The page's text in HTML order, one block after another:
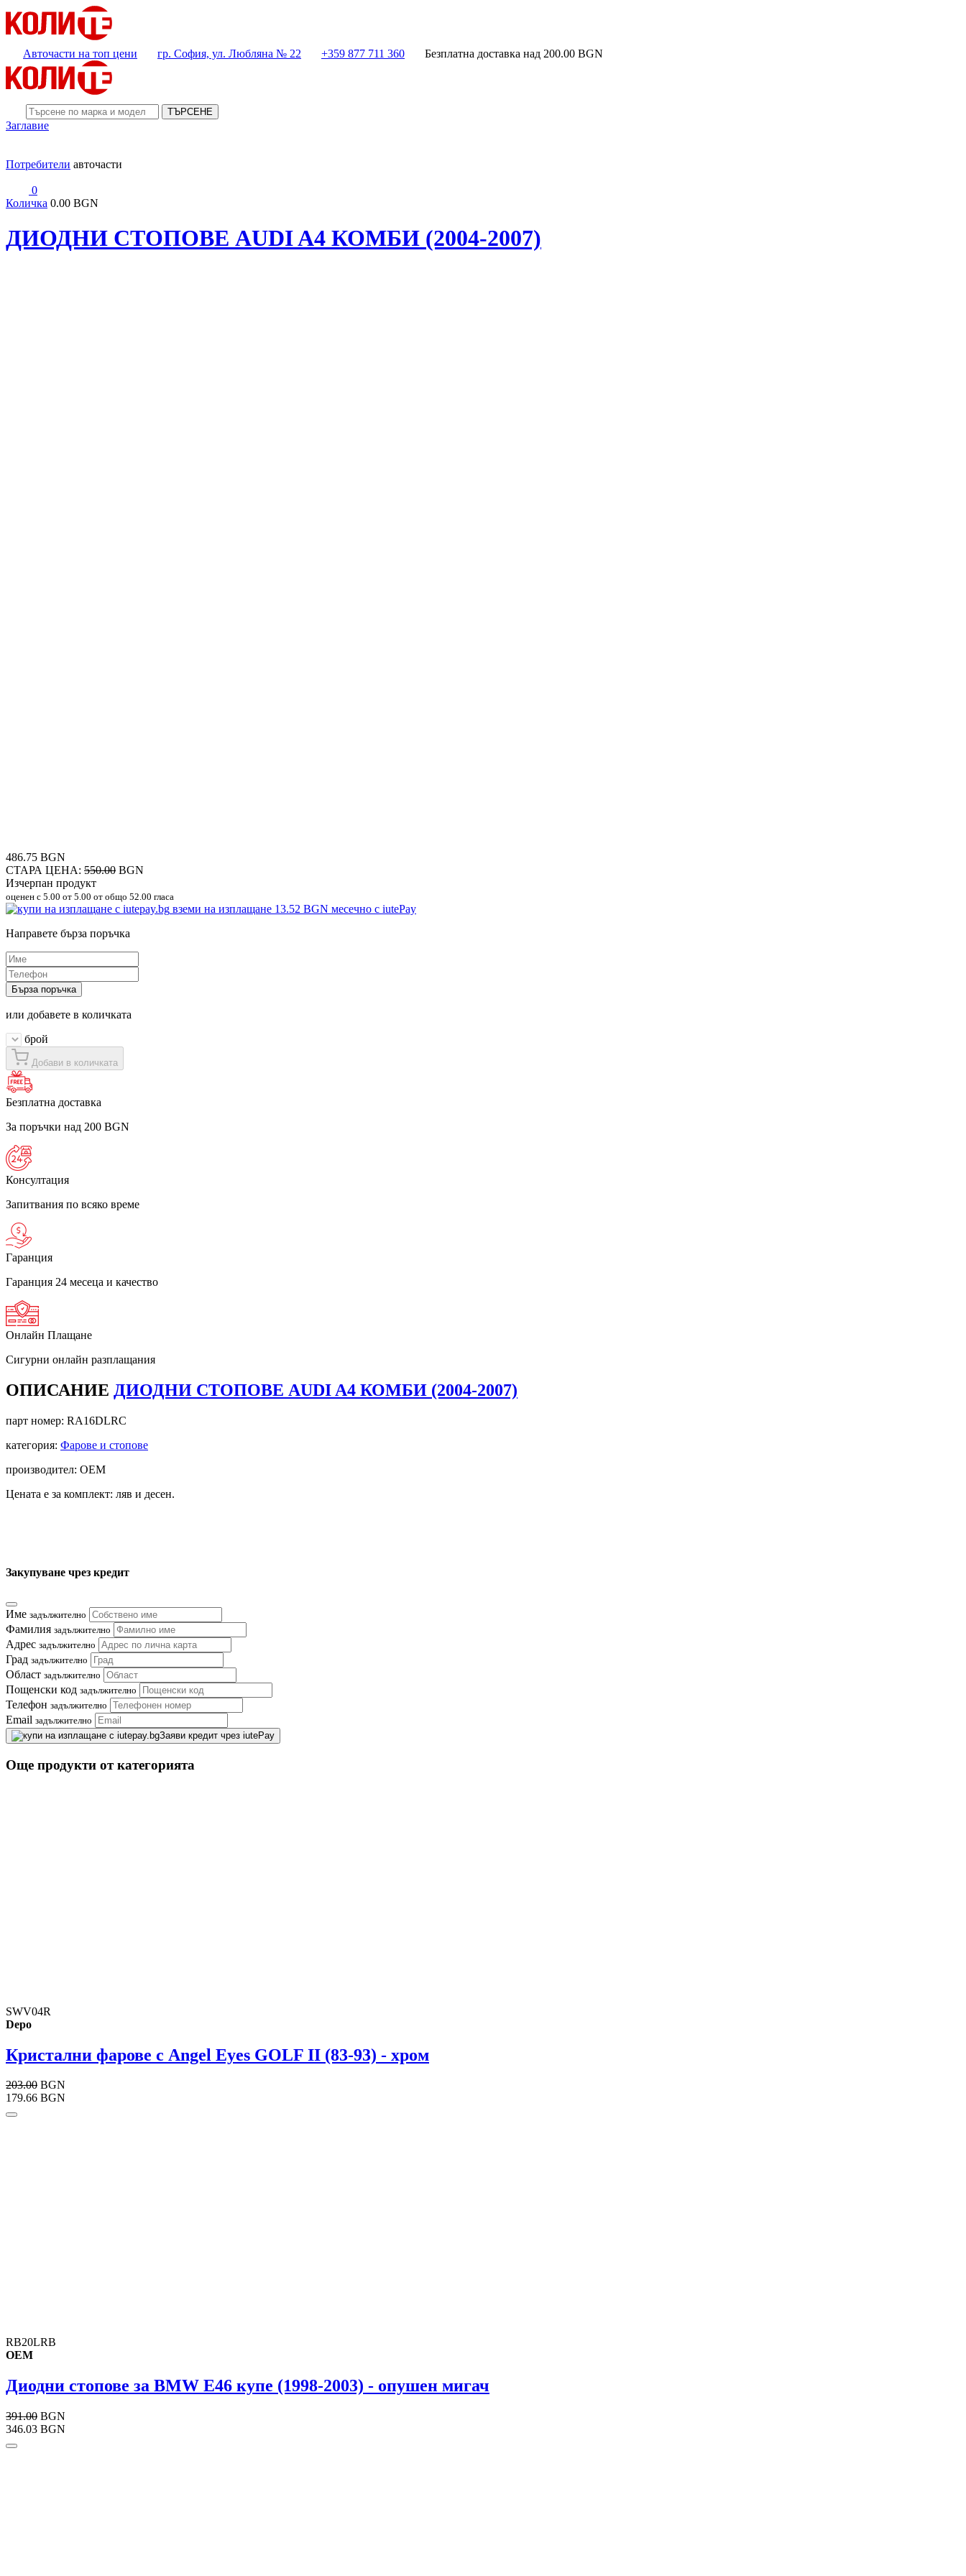
Авточасти на топ цени гр. София, ул. Любляна № 22 +359 877 711 360 Безплатна доставка над 200.00 BGN
ТЪРСЕНЕ
Заглавие
Потребители авточасти
0
Количка 0.00 BGN
ДИОДНИ СТОПОВЕ AUDI A4 КОМБИ (2004-2007)
486.75 BGN
СТАРА ЦЕНА: 550.00 BGN
Изчерпан продукт
оценен с 5.00 от 5.00 от общо 52.00 гласа
вземи на изплащане 13.52 BGN месечно с iutePay
Направете бърза поръчка
Бърза поръчка
или добавете в количката
брой
Добави в количката
Безплатна доставка
За поръчки над 200 BGN
Консултация
Запитвания по всяко време
Гаранция
Гаранция 24 месеца и качество
Онлайн Плащане
Сигурни онлайн разплащания
ОПИСАНИЕ ДИОДНИ СТОПОВЕ AUDI A4 КОМБИ (2004-2007)
парт номер: RA16DLRC
категория: Фарове и стопове
производител: OEM
Цената е за комплект: ляв и десен.
Закупуване чрез кредит
Име задължително
Фамилия задължително
Адрес задължително
Град задължително
Област задължително
Пощенски код задължително
Телефон задължително
Email задължително
Заяви кредит чрез iutePay
Още продукти от категорията
SWV04R
Depo
Кристални фарове с Angel Eyes GOLF II (83-93) - хром
203.00 BGN
179.66 BGN
RB20LRB
OEM
Диодни стопове за BMW E46 купе (1998-2003) - опушен мигач
391.00 BGN
346.03 BGN